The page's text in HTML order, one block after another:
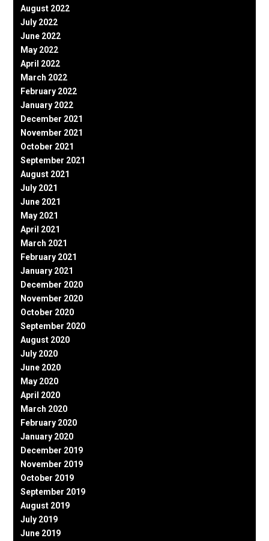
August 2022
July 2022
June 2022
May 2022
April 2022
March 2022
February 2022
January 2022
December 2021
November 2021
October 2021
September 2021
August 2021
July 2021
June 2021
May 2021
April 2021
March 2021
February 2021
January 2021
December 2020
November 2020
October 2020
September 2020
August 2020
July 2020
June 2020
May 2020
April 2020
March 2020
February 2020
January 2020
December 2019
November 2019
October 2019
September 2019
August 2019
July 2019
June 2019